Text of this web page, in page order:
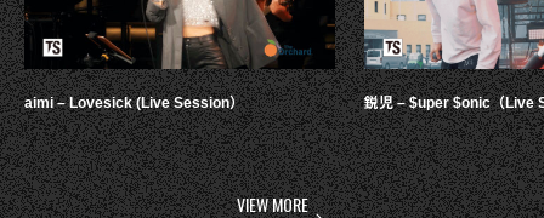
aimi – Lovesick (Live Session） 鋭児 – $uper $onic（Live
VIEW MORE